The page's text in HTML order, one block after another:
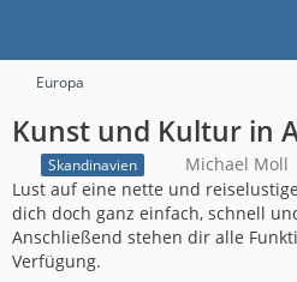
Europa
Kunst und Kultur in
Skandinavien Michael Moll
Lust auf eine nette und
dich doch ganz einfach, schnell
Anschließend stehen dir alle
Verfügung.